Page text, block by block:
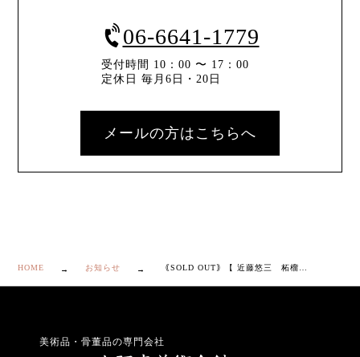
06-6641-1779
受付時間 10：00 〜 17：00
定休日 毎月6日・20日
メールの方はこちらへ
HOME お知らせ
美術品・骨董品の専門会社